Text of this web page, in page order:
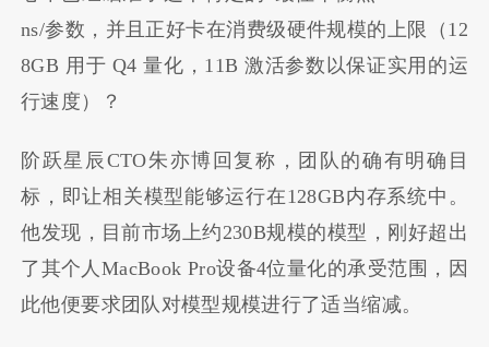
ns/参数，并且正好卡在消费级硬件规模的上限（12
8GB 用于 Q4 量化，11B 激活参数以保证实用的运
行速度）？
阶跃星辰CTO朱亦博回复称，团队的确有明确目
标，即让相关模型能够运行在128GB内存系统中。
他发现，目前市场上约230B规模的模型，刚好超出
了其个人MacBook Pro设备4位量化的承受范围，因
此他便要求团队对模型规模进行了适当缩减。